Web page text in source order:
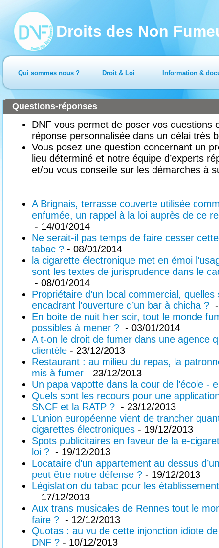
Droits des Non
Qui sommes nous ? Droit & Loi Information &
DNF vous permet de poser vos questions
réponse personnalisée dans un délai très
Vous posez une question concernant un
lieu déterminé et notre équipe d’experts
et/ou vous conseille sur les démarches à
Questions-réponses
A Brignais, terrasse couverte utilisée
enfumée, un rappel à la loi auprès de ce
- 14/01/2014
Ne serait-il pas temps de faire cesser
tabac ? - 08/01/2014
la cigarette électronique met en émoi
sont les textes de jurisprudence dans le
- 08/01/2014
Propriétaire d’un local commercial,
encadrant l’ouverture d’un bar à chicha ?
En boite de nuit hier soir, tout le monde
possibles à mener ? - 03/01/2014
A t-on le droit de fumer dans une agence
clientèle - 23/12/2013
Restaurant : au milieu du repas, la
mis à fumer - 23/12/2013
Un papa vapotte dans la cour de l’école -
Quels sont les recours pour une
SNCF et la RATP ? - 23/12/2013
L’union européenne vient de trancher
cigarettes électroniques - 19/12/2013
Spots publicitaires en faveur de la e-
loi ? - 19/12/2013
Locataire d’un appartement au dessus
peut être notre défense ? - 19/12/2013
Législation du tabac pour les
- 17/12/2013
Aux trans musicales de Rennes tout le
faire ? - 12/12/2013
Quotas : au vu de cette injonction idiote
DNF ? - 10/12/2013